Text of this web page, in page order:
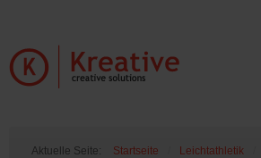
Aktuelle Seite: Startseite Leichtathletik